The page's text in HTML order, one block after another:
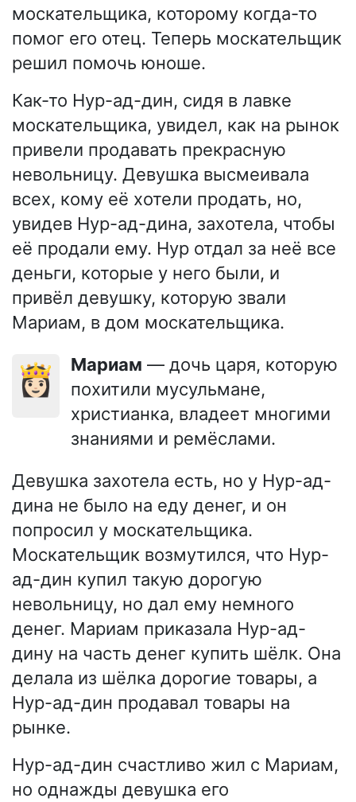
москательщика, которому когда-то
помог его отец. Теперь москательщик
решил помочь юноше.
Как-то Нур-ад-дин, сидя в лавке
москательщика, увидел, как на рынок
привели продавать прекрасную
невольницу. Девушка высмеивала
всех, кому её хотели продать, но,
увидев Нур-ад-дина, захотела, чтобы
её продали ему. Нур отдал за неё все
деньги, которые у него были, и
привёл девушку, которую звали
Мариам, в дом москательщика.
👸🏻 Мариам — дочь царя, которую
похитили мусульмане,
христианка, владеет многими
знаниями и ремёслами.
Девушка захотела есть, но у Нур-ад-
дина не было на еду денег, и он
попросил у москательщика.
Москательщик возмутился, что Нур-
ад-дин купил такую дорогую
невольницу, но дал ему немного
денег. Мариам приказала Нур-ад-
дину на часть денег купить шёлк. Она
делала из шёлка дорогие товары, а
Нур-ад-дин продавал товары на
рынке.
Нур-ад-дин счастливо жил с Мариам,
но однажды девушка его